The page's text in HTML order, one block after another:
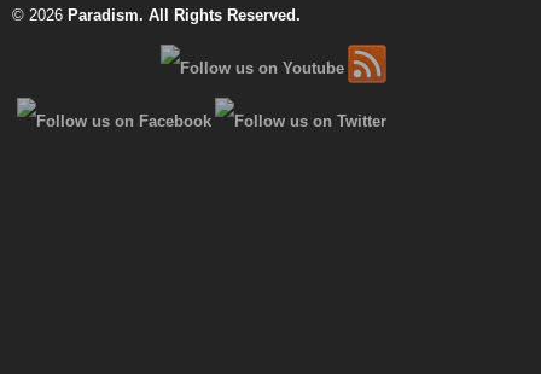
© 2026 Paradism. All Rights Reserved.